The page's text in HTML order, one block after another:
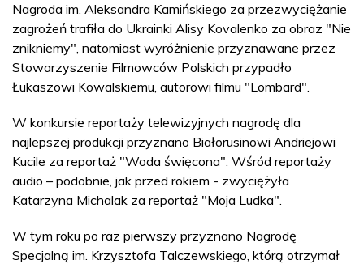
Nagroda im. Aleksandra Kamińskiego za przezwyciężanie
zagrożeń trafiła do Ukrainki Alisy Kovalenko za obraz "Nie
znikniemy", natomiast wyróżnienie przyznawane przez
Stowarzyszenie Filmowców Polskich przypadło
Łukaszowi Kowalskiemu, autorowi filmu "Lombard".
W konkursie reportaży telewizyjnych nagrodę dla
najlepszej produkcji przyznano Białorusinowi Andriejowi
Kucile za reportaż "Woda święcona". Wśród reportaży
audio – podobnie, jak przed rokiem - zwyciężyła
Katarzyna Michalak za reportaż "Moja Ludka".
W tym roku po raz pierwszy przyznano Nagrodę
Specjalną im. Krzysztofa Talczewskiego, którą otrzymał